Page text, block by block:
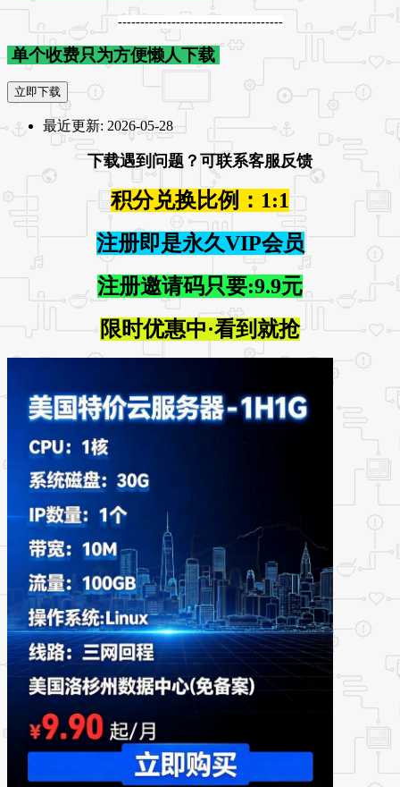
-------------------------------------
单个收费只为方便懒人下载
立即下载
最近更新: 2026-05-28
下载遇到问题？可联系客服反馈
积分兑换比例：1:1
注册即是永久VIP会员
注册邀请码只要:9.9元
限时优惠中·看到就抢